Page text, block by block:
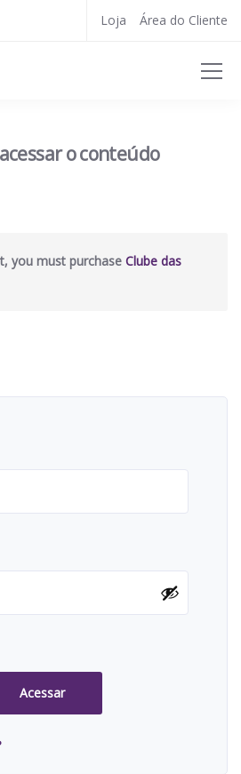
Loja Área do Cliente
o conteúdo
you must purchase Clube das
Acessar